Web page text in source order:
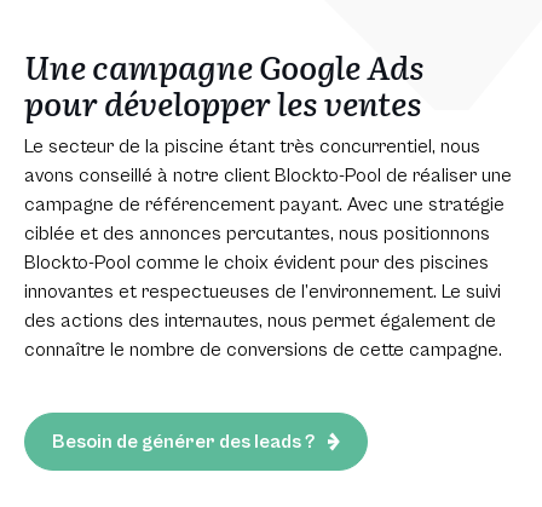
Une campagne Google Ads
pour développer les ventes
Le secteur de la piscine étant très concurrentiel, nous
avons conseillé à notre client Blockto-Pool de réaliser une
campagne de référencement payant. Avec une stratégie
ciblée et des annonces percutantes, nous positionnons
Blockto-Pool comme le choix évident pour des piscines
innovantes et respectueuses de l’environnement. Le suivi
des actions des internautes, nous permet également de
connaître le nombre de conversions de cette campagne.
Besoin de générer des leads ?